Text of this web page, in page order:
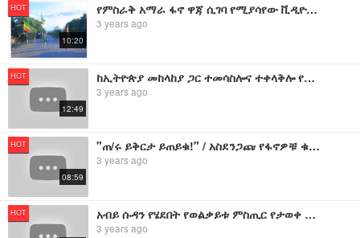
HOT
10:20
የምስራቅ አማራ ፋኖ ዋጃ ሲገባ የሚያሳየው ቪዲዮ ተለቀቀ
3 years ago
HOT
12:49
ከኢትዮጵያ መከላከያ ጋር ተመሳስሎና ተቀላቅሎ የኤርትራ ጦር መቀሌ ሊገባ ይችላል ሲሉ የትግራዩ ጀነራል ተናገሩ
3 years ago
HOT
08:59
"ጠ/ሩ ይቅርታ ይጠይቁ!" / አስደንጋጩ የፋኖዎቹ ቁጣ በቪዲዮ ተለቀቀ!
3 years ago
HOT አብይ ሱዳን የሄደበት የወልቃይቱ ምስጢር የታወቀ ሲሆን ከመንፈሳዊ ስልጣናቸው የተባረሩ ጳጳሳት ምላሽ ምንድነው ? አዳዲስ መረጃዎች
3 years ago